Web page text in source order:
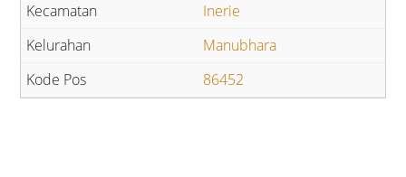
Inerie
Manubhara
86452